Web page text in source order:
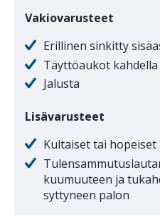
Vakiovarusteet
Erillinen sinkitty
Täyttöaukot kahdella
Jalusta
Lisävarusteet
Kultaiset tai
kuumuuteen ja
syttyneen palon